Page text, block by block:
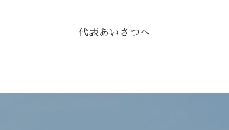
代表あいさつへ